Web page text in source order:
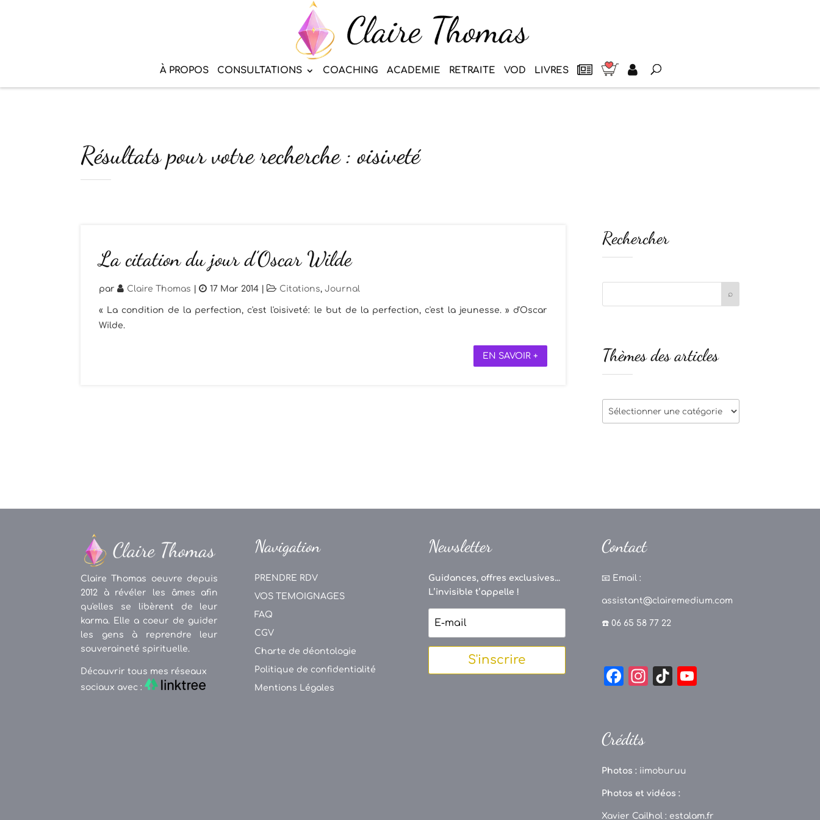
À PROPOS CONSULTATIONS COACHING ACADEMIE RETRAITE VOD LIVRES
Résultats pour votre recherche : oisiveté
La citation du jour d’Oscar Wilde
par Claire Thomas | 17 Mar 2014 | Citations, Journal
« La condition de la perfection, c'est l'oisiveté: le but de la perfection, c'est la jeunesse. » d'Oscar
Wilde.
EN SAVOIR +
Rechercher
Thèmes des articles
Thèmes
des
Claire Thomas oeuvre depuis
2012 à révéler les âmes afin
qu'elles se libèrent de leur
karma. Elle a coeur de guider
les gens à reprendre leur
souveraineté spirituelle.
Découvrir tous mes réseaux
sociaux avec :
Navigation
PRENDRE RDV
VOS TEMOIGNAGES
FAQ
CGV
Charte de déontologie
Politique de confidentialité
Mentions Légales
Newsletter
Guidances, offres exclusives...
L’invisible t’appelle !
S'inscrire
Contact
📧 Email :
assistant@clairemedium.com
☎️ 06 65 58 77 22
F
e
o
o
k
In
a
m
Ti
C
Crédits
Photos : iimoburuu
Photos et vidéos :
Xavier Cailhol : estalam.fr